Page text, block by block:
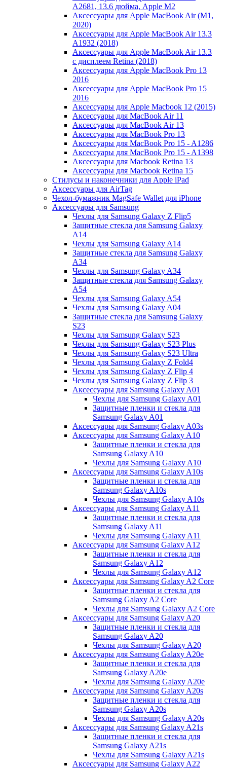
A2681, 13.6 дюйма, Apple M2
Аксессуары для Apple MacBook Air (M1,
2020)
Аксессуары для Apple MacBook Air 13.3
A1932 (2018)
Аксессуары для Apple MacBook Air 13.3
с дисплеем Retina (2018)
Аксессуары для Apple MacBook Pro 13
2016
Аксессуары для Apple MacBook Pro 15
2016
Аксессуары для Apple Macbook 12 (2015)
Аксессуары для MacBook Air 11
Аксессуары для MacBook Air 13
Аксессуары для MacBook Pro 13
Аксессуары для MacBook Pro 15 - A1286
Аксессуары для MacBook Pro 15 - A1398
Аксессуары для Macbook Retina 13
Аксессуары для Macbook Retina 15
Стилусы и наконечники для Apple iPad
Аксессуары для AirTag
Чехол-бумажник MagSafe Wallet для iPhone
Аксессуары для Samsung
Чехлы для Samsung Galaxy Z Flip5
Защитные стекла для Samsung Galaxy
A14
Чехлы для Samsung Galaxy A14
Защитные стекла для Samsung Galaxy
A34
Чехлы для Samsung Galaxy A34
Защитные стекла для Samsung Galaxy
A54
Чехлы для Samsung Galaxy A54
Чехлы для Samsung Galaxy A04
Защитные стекла для Samsung Galaxy
S23
Чехлы для Samsung Galaxy S23
Чехлы для Samsung Galaxy S23 Plus
Чехлы для Samsung Galaxy S23 Ultra
Чехлы для Samsung Galaxy Z Fold4
Чехлы для Samsung Galaxy Z Flip 4
Чехлы для Samsung Galaxy Z Flip 3
Аксессуары для Samsung Galaxy A01
Чехлы для Samsung Galaxy A01
Защитные пленки и стекла для
Samsung Galaxy A01
Аксессуары для Samsung Galaxy A03s
Аксессуары для Samsung Galaxy A10
Защитные пленки и стекла для
Samsung Galaxy A10
Чехлы для Samsung Galaxy A10
Аксессуары для Samsung Galaxy A10s
Защитные пленки и стекла для
Samsung Galaxy A10s
Чехлы для Samsung Galaxy A10s
Аксессуары для Samsung Galaxy A11
Защитные пленки и стекла для
Samsung Galaxy A11
Чехлы для Samsung Galaxy A11
Аксессуары для Samsung Galaxy A12
Защитные пленки и стекла для
Samsung Galaxy A12
Чехлы для Samsung Galaxy A12
Аксессуары для Samsung Galaxy A2 Core
Защитные пленки и стекла для
Samsung Galaxy A2 Core
Чехлы для Samsung Galaxy A2 Core
Аксессуары для Samsung Galaxy A20
Защитные пленки и стекла для
Samsung Galaxy A20
Чехлы для Samsung Galaxy A20
Аксессуары для Samsung Galaxy A20e
Защитные пленки и стекла для
Samsung Galaxy A20e
Чехлы для Samsung Galaxy A20e
Аксессуары для Samsung Galaxy A20s
Защитные пленки и стекла для
Samsung Galaxy A20s
Чехлы для Samsung Galaxy A20s
Аксессуары для Samsung Galaxy A21s
Защитные пленки и стекла для
Samsung Galaxy A21s
Чехлы для Samsung Galaxy A21s
Аксессуары для Samsung Galaxy A22